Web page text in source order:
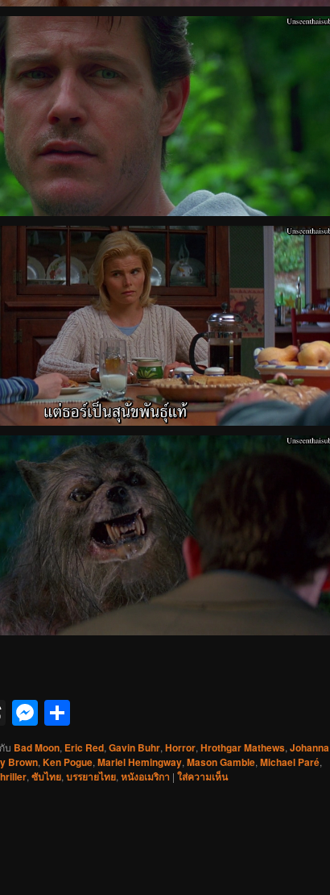
Threads
Messenger
บ Bad Moon, Eric Red, Gavin Buhr, Horror, Hrothgar Mathews, Johanna
Brown, Ken Pogue, Mariel Hemingway, Mason Gamble, Michael Paré,
, ซับไทย, บรรยายไทย, หนังอเมริกา | ใส่ความเห็น